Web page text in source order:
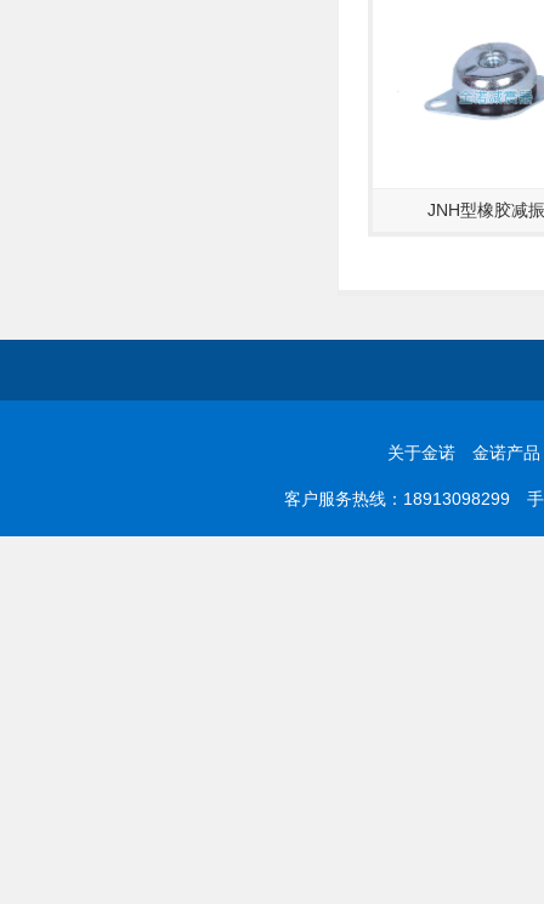
JNH型橡胶减
关于金诺 金诺产品
客户服务热线：18913098299